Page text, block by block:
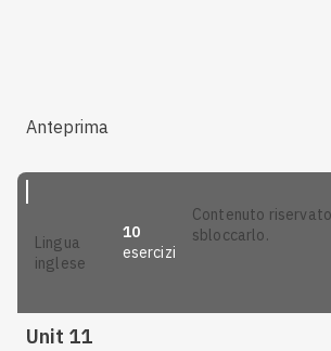
Anteprima
lingua
inglese
10
esercizi
contenuto riservato: accedi per
sbloccarlo.
Unit 11